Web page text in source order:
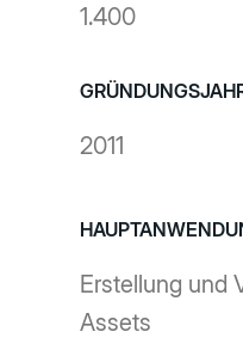
1.400
2011
Erstellung und
Assets